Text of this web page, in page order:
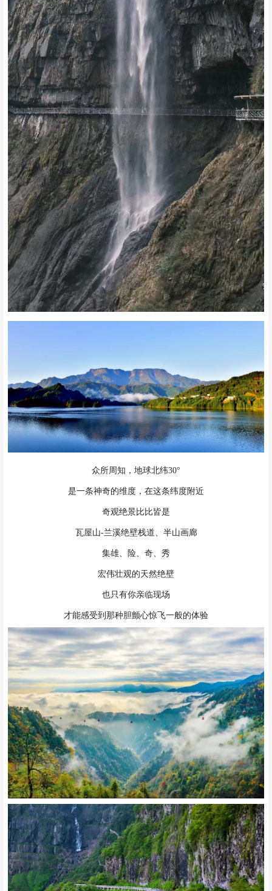
众所周知，地球北纬30°
是一条神奇的维度，在这条纬度附近
奇观绝景比比皆是
瓦屋山-兰溪绝壁栈道、半山画廊
集雄、险、奇、秀
宏伟壮观的天然绝壁
也只有你亲临现场
才能感受到那种胆颤心惊飞一般的体验